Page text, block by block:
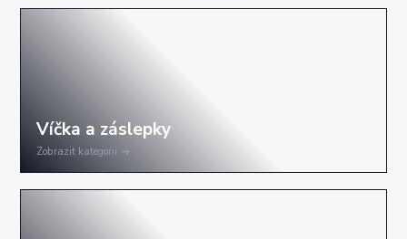
Zobrazit kategorii